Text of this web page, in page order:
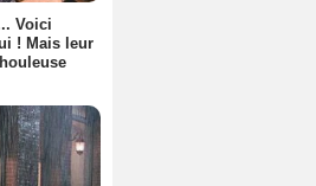
Voici
! Mais leur